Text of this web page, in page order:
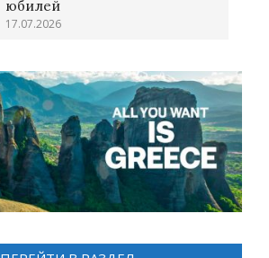
юбилей
17.07.2026